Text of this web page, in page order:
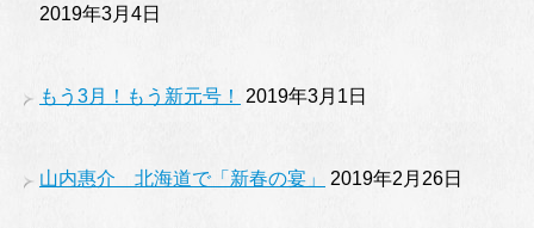
2019年3月4日
もう3月！もう新元号！ 2019年3月1日
山内惠介 北海道で「新春の宴」 2019年2月26日